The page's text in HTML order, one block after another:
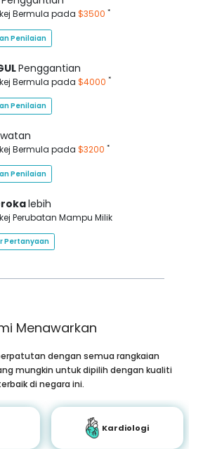
Bermula pada $3500 *
Penilaian
Penggantian
Bermula pada $4000 *
Penilaian
Bermula pada $3200 *
Penilaian
lebih
Perubatan Mampu Milik
Pertanyaan
Menawarkan
dengan semua rangkaian
mungkin untuk dipilih dengan kualiti
di negara ini.
Kardiologi